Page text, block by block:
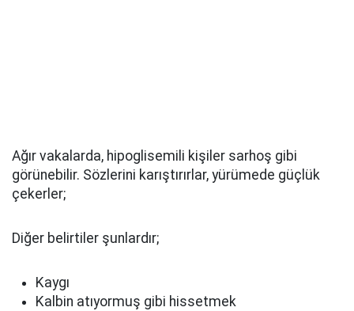
Ağır vakalarda, hipoglisemili kişiler sarhoş gibi
görünebilir. Sözlerini karıştırırlar, yürümede güçlük
çekerler;
Diğer belirtiler şunlardır;
Kaygı
Kalbin atıyormuş gibi hissetmek